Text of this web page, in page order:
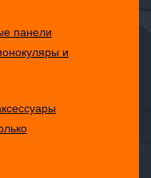
панели
и